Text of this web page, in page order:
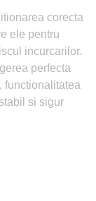
corecta
ele pentru
incurcarilor.
perfecta
functionalitatea
si sigur